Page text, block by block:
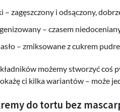
– zagęszczony i odsączony,
– czasem
– zmiksowane z cukrem
możemy stworzyć
ci kilka wariantów – może
do tortu bez